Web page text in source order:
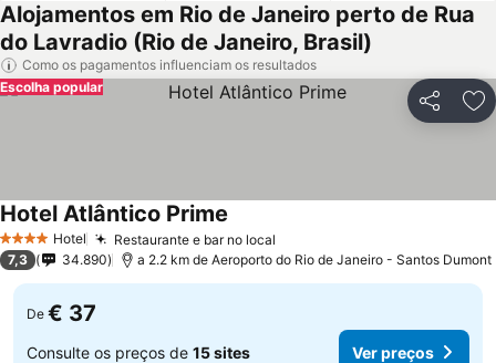
Alojamentos em Rio de Janeiro perto de Rua
do Lavradio (Rio de Janeiro, Brasil)
Como os pagamentos influenciam os resultados
Partilhar
Escolha popular
4 EstrelasHotel Restaurante e bar no local
Hotel Atlântico Prime
7,3 34.890 a 2.2 km de Aeroporto do Rio de Janeiro - Santos Dumont
De € 37
Consulte os preços de 15 sites Ver preços